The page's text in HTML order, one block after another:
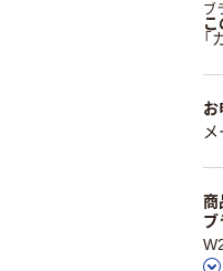
ブ
「
お
商
ブ